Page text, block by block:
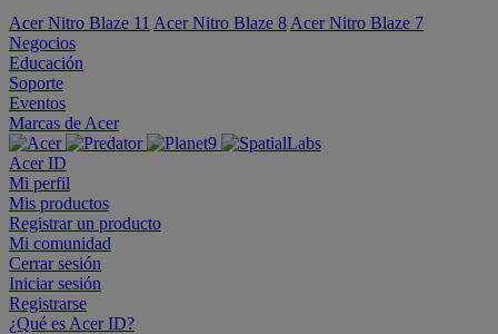
Acer Nitro Blaze 11 Acer Nitro Blaze 8 Acer Nitro Blaze 7
Negocios
Educación
Soporte
Eventos
Marcas de Acer
Acer ID
Mi perfil
Mis productos
Registrar un producto
Mi comunidad
Cerrar sesión
Iniciar sesión
Registrarse
¿Qué es Acer ID?